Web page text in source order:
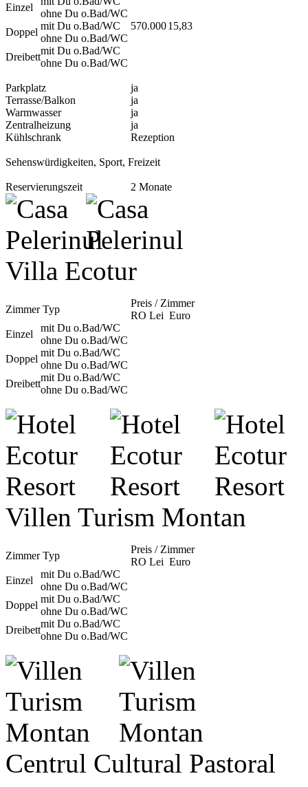
Einzel
ohne Du o.Bad/WC
Doppel
mit Du o.Bad/WC 570.00015,83
ohne Du o.Bad/WC
Dreibett
mit Du o.Bad/WC
ohne Du o.Bad/WC
Parkplatz
ja
Terrasse/Balkon
ja
Warmwasser
ja
Zentralheizung
ja
Kühlschrank
Rezeption
Sehenswürdigkeiten, Sport, Freizeit
Reservierungszeit 2 Monate
Villa Ecotur
Zimmer Typ
Preis / Zimmer
RO Lei Euro
Einzel
mit Du o.Bad/WC
ohne Du o.Bad/WC
Doppel
mit Du o.Bad/WC
ohne Du o.Bad/WC
Dreibett
mit Du o.Bad/WC
ohne Du o.Bad/WC
Villen Turism Montan
Zimmer Typ
Preis / Zimmer
RO Lei Euro
Einzel
mit Du o.Bad/WC
ohne Du o.Bad/WC
Doppel
mit Du o.Bad/WC
ohne Du o.Bad/WC
Dreibett
mit Du o.Bad/WC
ohne Du o.Bad/WC
Centrul Cultural Pastoral